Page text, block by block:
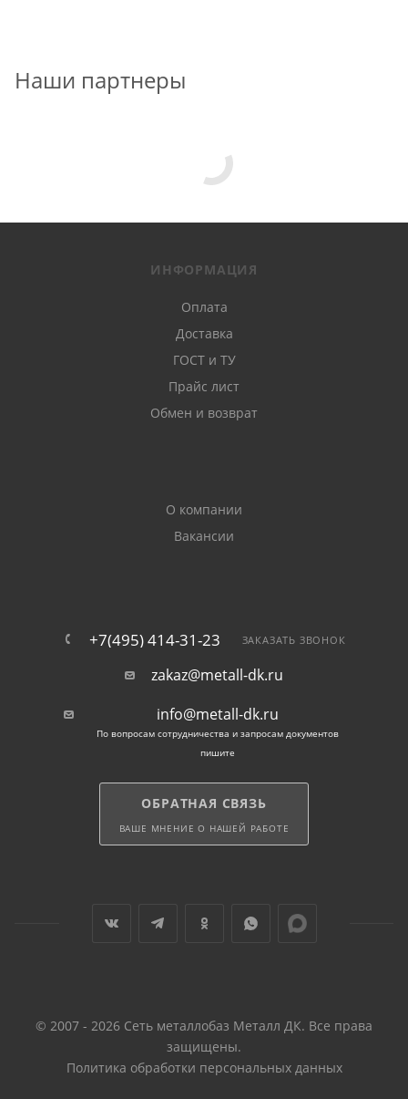
Наши партнеры
ИНФОРМАЦИЯ
Оплата
Доставка
ГОСТ и ТУ
Прайс лист
Обмен и возврат
О компании
Вакансии
+7(495) 414-31-23 ЗАКАЗАТЬ ЗВОНОК
zakaz@metall-dk.ru
info@metall-dk.ru
По вопросам сотрудничества и запросам документов
пишите
ОБРАТНАЯ СВЯЗЬ
ВАШЕ МНЕНИЕ О НАШЕЙ РАБОТЕ
© 2007 - 2026 Сеть металлобаз Металл ДК. Все права
защищены.
Политика обработки персональных данных